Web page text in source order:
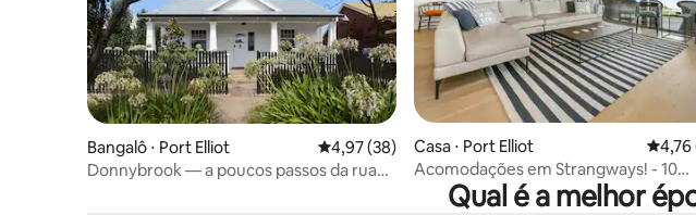
Bangalô ⋅ Port Elliot 4,97 de uma avaliação média de 5, 38 avaliações
4,97 (38)
Donnybrook — a poucos passos da rua
Casa ⋅ Port Elliot 4,76
4,76
Acomodações em Strangways! - 10
camas, 4 quartos, vista para o mar
Qual é a melhor